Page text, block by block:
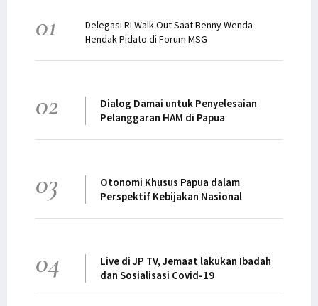
01
Delegasi RI Walk Out Saat Benny Wenda
Hendak Pidato di Forum MSG
02
Dialog Damai untuk Penyelesaian
Pelanggaran HAM di Papua
03
Otonomi Khusus Papua dalam
Perspektif Kebijakan Nasional
04
Live di JP TV, Jemaat lakukan Ibadah
dan Sosialisasi Covid-19